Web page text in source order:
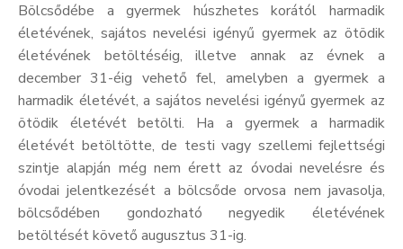
Bölcsődébe a gyermek húszhetes korától harmadik
életévének, sajátos nevelési igényű gyermek az ötödik
életévének betöltéséig, illetve annak az évnek a
december 31-éig vehető fel, amelyben a gyermek a
harmadik életévét, a sajátos nevelési igényű gyermek az
ötödik életévét betölti. Ha a gyermek a harmadik
életévét betöltötte, de testi vagy szellemi fejlettségi
szintje alapján még nem érett az óvodai nevelésre és
óvodai jelentkezését a bölcsőde orvosa nem javasolja,
bölcsődében gondozható negyedik életévének
betöltését követő augusztus 31-ig.